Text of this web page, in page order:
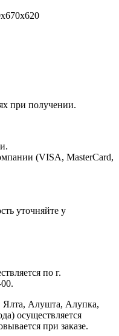
при получении.
(VISA, MasterCard,
уточняйте у
по г.
Алушта, Алупка,
осуществляется
при заказе.